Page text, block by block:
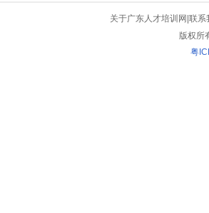
关于广东人才培训网 联系
版权所
粤